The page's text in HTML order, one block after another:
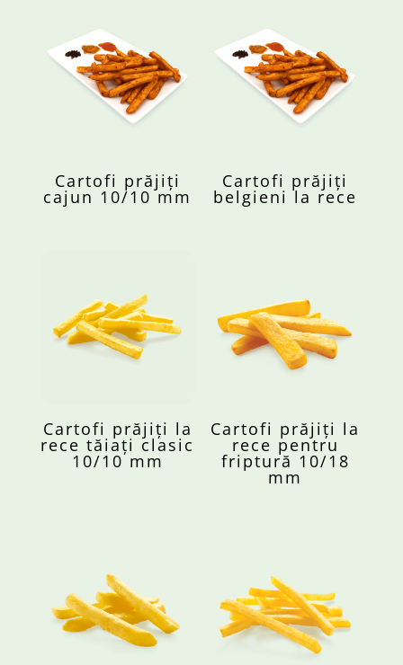
Cartofi prăjiți
cajun 10/10 mm
Cartofi prăjiți
belgieni la rece
Cartofi prăjiți la
rece tăiați clasic
10/10 mm
Cartofi prăjiți la
rece pentru
friptură 10/18
mm